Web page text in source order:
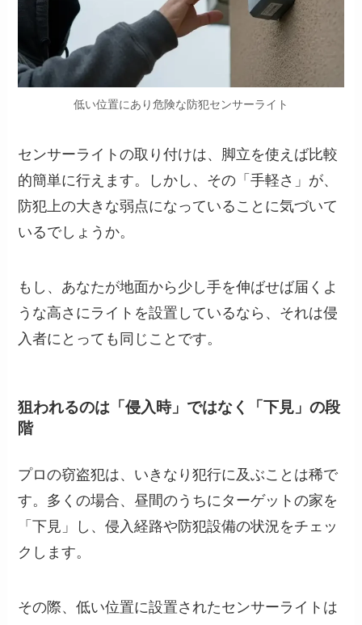
低い位置にあり危険な防犯センサーライト
センサーライトの取り付けは、脚立を使えば比較
的簡単に行えます。しかし、その「手軽さ」が、
防犯上の大きな弱点になっていることに気づいて
いるでしょうか。
もし、あなたが地面から少し手を伸ばせば届くよ
うな高さにライトを設置しているなら、それは侵
入者にとっても同じことです。
狙われるのは「侵入時」ではなく「下見」の段
階
プロの窃盗犯は、いきなり犯行に及ぶことは稀で
す。多くの場合、昼間のうちにターゲットの家を
「下見」し、侵入経路や防犯設備の状況をチェッ
クします。
その際、低い位置に設置されたセンサーライトは